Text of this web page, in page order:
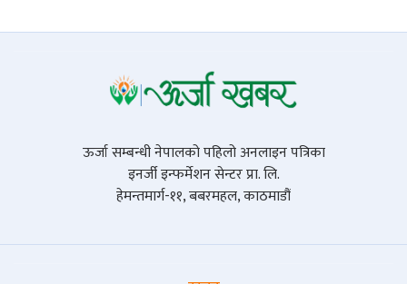
ऊर्जा सम्बन्धी नेपालको पहिलो अनलाइन पत्रिका
इनर्जी इन्फर्मेशन सेन्टर प्रा. लि.
हेमन्तमार्ग-११, बबरमहल, काठमाडौं